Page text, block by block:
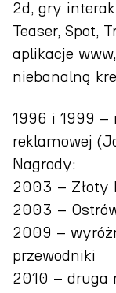
2d, gry
Teaser, Spot,
aplikacje
niebanalną
1996 i 1999 –
reklamowej
Nagrody:
2003 – Złoty
2003 –
2009 –
przewodniki
2010 – druga